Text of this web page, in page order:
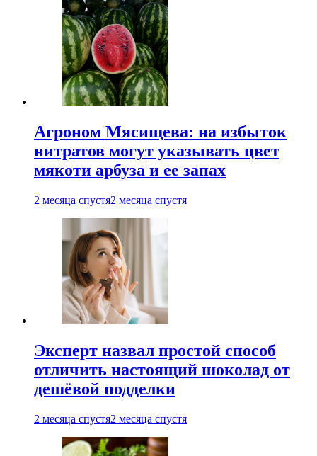
Агроном Мясищева: на избыток
нитратов могут указывать цвет
мякоти арбуза и ее запах
2 месяца спустя2 месяца спустя
Эксперт назвал простой способ
отличить настоящий шоколад от
дешёвой подделки
2 месяца спустя2 месяца спустя